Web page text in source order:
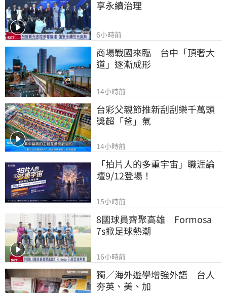
享永續治理
6小時前
商場戰國來臨　台中「頂奢大
道」逐漸成形
14小時前
台彩父親節推新刮刮樂千萬頭
獎超「爸」氣
14小時前
「拍片人的多重宇宙」職涯論
壇9/12登場！
15小時前
8國球員齊聚高雄　Formosa
7s掀足球熱潮
16小時前
獨／海外遊學增強外語　台人
夯英、美、加